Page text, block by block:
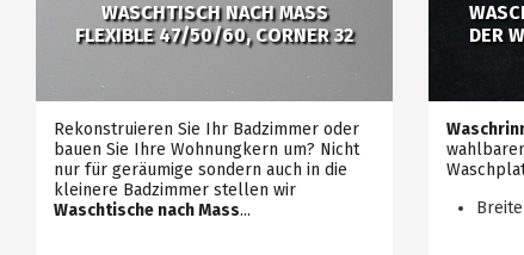
WASCHTISCH NACH MASS
FLEXIBLE 47/50/60, CORNER 32
Rekonstruieren Sie Ihr Badzimmer oder
bauen Sie Ihre Wohnungkern um? Nicht
nur für geräumige sondern auch in die
kleinere Badzimmer stellen wir
Waschtische nach Mass...
DER